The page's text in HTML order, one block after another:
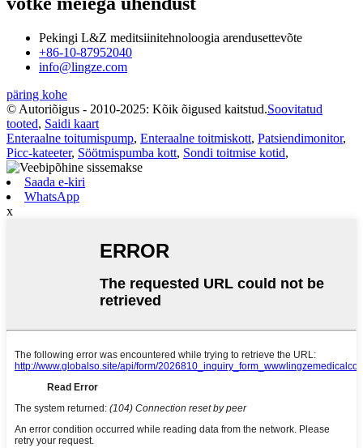
Pekingi L&Z meditsiinitehnoloogia arendusettevõte
+86-10-87952040
info@lingze.com
päring kohe
© Autoriõigus - 2010-2025: Kõik õigused kaitstud.Soovitatud
tooted, Saidi kaart
Enteraalne toitumispump, Enteraalne toitmiskott, Patsiendimonitor,
Picc-kateeter, Söötmispumba kott, Sondi toitmise kotid,
Saada e-kiri
WhatsApp
x